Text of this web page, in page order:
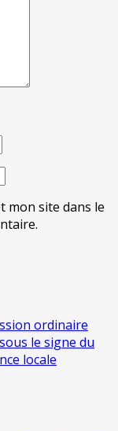
mon site dans le
ordinaire
le signe du
locale